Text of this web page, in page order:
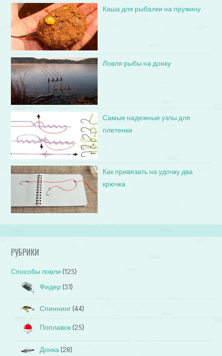
Каша для рыбалки на пружину
Ловля рыбы на донку
Самые надежные узлы для
плетенки
Как привязать на удочку два
крючка
РУБРИКИ
Способы ловли (123)
Фидер (31)
Спиннинг (44)
Поплавок (25)
Донка (28)